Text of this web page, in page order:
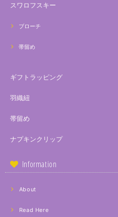
スワロフスキー
ブローチ
帯留め
ギフトラッピング
羽織紐
帯留め
ナプキンクリップ
Information
About
Read Here